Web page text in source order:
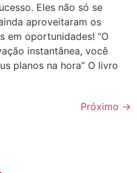
Eles não só se
aproveitaram os
em oportunidades! “O
instantânea, você
planos na hora” O livro
Próximo →